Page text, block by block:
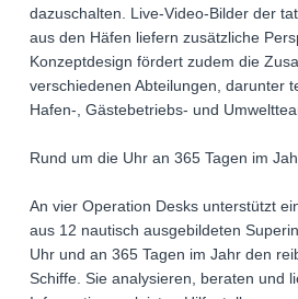
dazuschalten. Live-Video-Bilder der
aus den Häfen liefern zusätzliche
Konzeptdesign fördert zudem die
verschiedenen Abteilungen, darunter
Hafen-, Gästebetriebs- und
Rund um die Uhr an 365 Tagen im
An vier Operation Desks unterstützt
aus 12 nautisch ausgebildeten
Uhr und an 365 Tagen im Jahr den
Schiffe. Sie analysieren, beraten und